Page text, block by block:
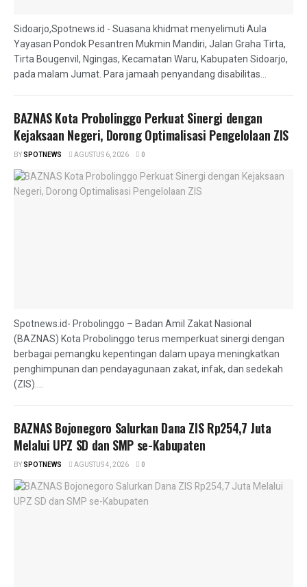
Sidoarjo,Spotnews.id - Suasana khidmat menyelimuti Aula
Yayasan Pondok Pesantren Mukmin Mandiri, Jalan Graha Tirta,
Tirta Bougenvil, Ngingas, Kecamatan Waru, Kabupaten Sidoarjo,
pada malam Jumat. Para jamaah penyandang disabilitas...
BAZNAS Kota Probolinggo Perkuat Sinergi dengan
Kejaksaan Negeri, Dorong Optimalisasi Pengelolaan ZIS
BYSPOTNEWS AGUSTUS 6, 2026 0
Spotnews.id- Probolinggo – Badan Amil Zakat Nasional
(BAZNAS) Kota Probolinggo terus memperkuat sinergi dengan
berbagai pemangku kepentingan dalam upaya meningkatkan
penghimpunan dan pendayagunaan zakat, infak, dan sedekah
(ZIS)....
BAZNAS Bojonegoro Salurkan Dana ZIS Rp254,7 Juta
Melalui UPZ SD dan SMP se-Kabupaten
BYSPOTNEWS AGUSTUS 4, 2026 0